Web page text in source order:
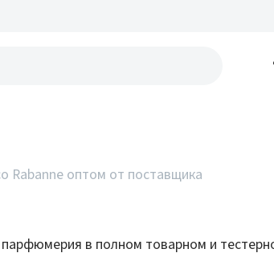
Rabanne оптом от поставщика
в полном товарном и